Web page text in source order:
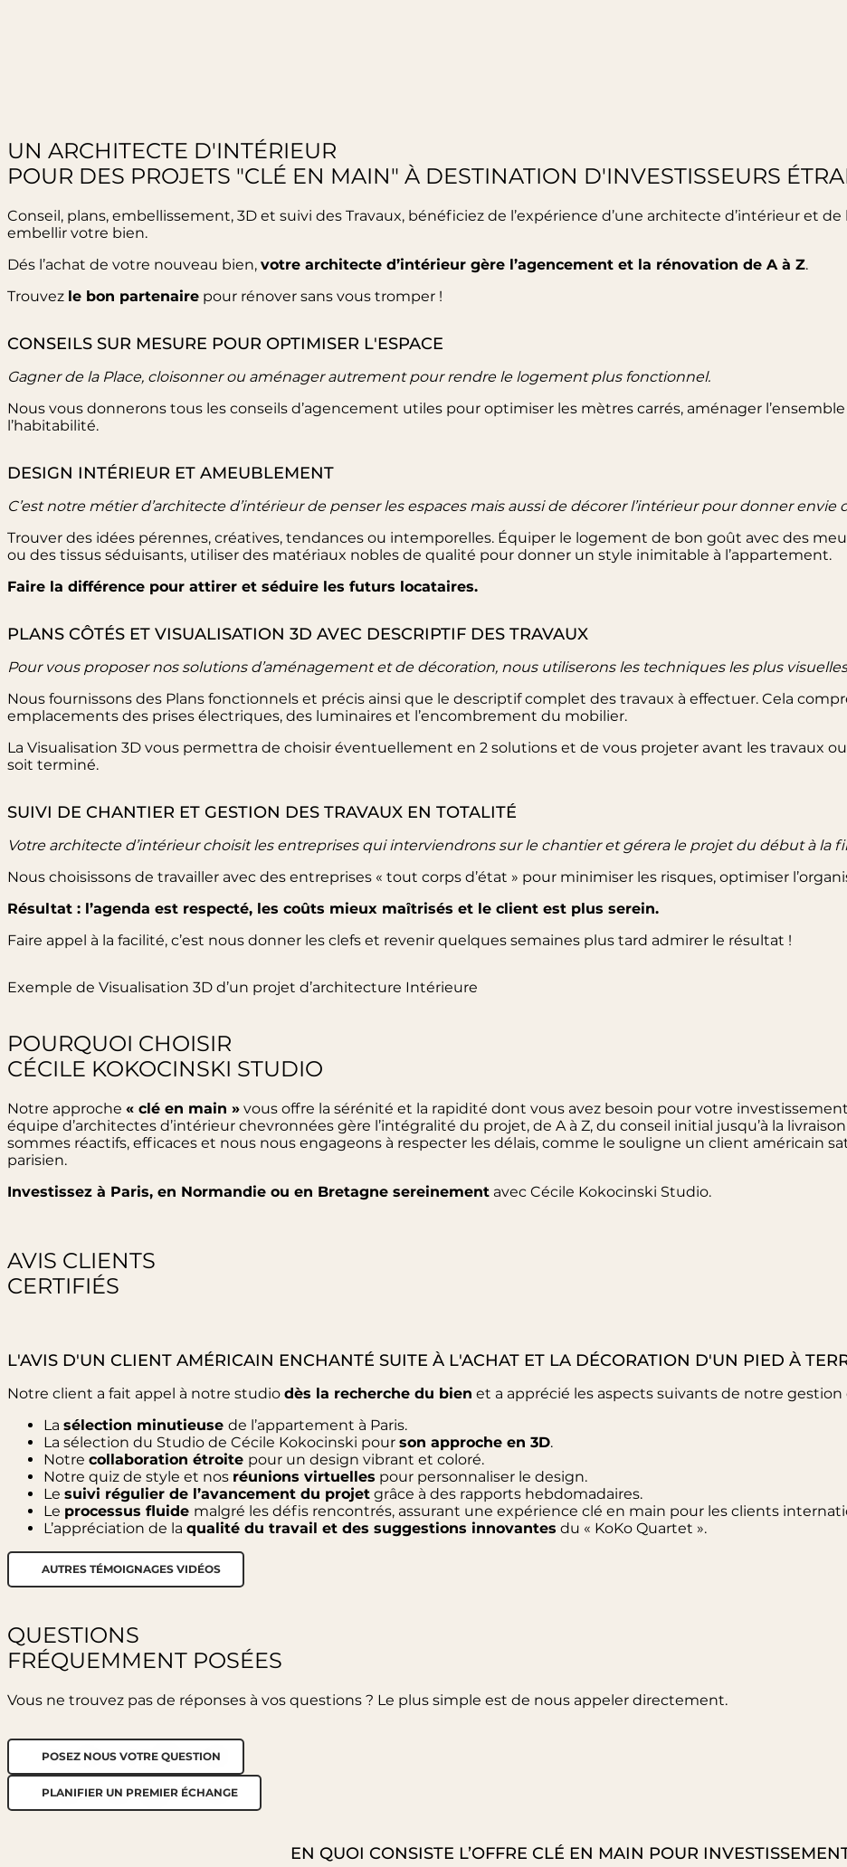
UN ARCHITECTE D'INTÉRIEUR​
POUR DES PROJETS "CLÉ EN MAIN" À DESTINATION D'INVESTISSEURS
Conseil, plans, embellissement, 3D et suivi des Travaux, bénéficiez de l’expérience d’une architecte d’intérieur et
embellir votre bien.
Dés l’achat de votre nouveau bien, votre architecte d’intérieur gère l’agencement et la rénovation de A à Z.
Trouvez le bon partenaire pour rénover sans vous tromper !
CONSEILS SUR MESURE POUR OPTIMISER L'ESPACE
Gagner de la Place, cloisonner ou aménager autrement pour rendre le logement plus fonctionnel.
Nous vous donnerons tous les conseils d’agencement utiles pour optimiser les mètres carrés, aménager
l’habitabilité.
DESIGN INTÉRIEUR ET AMEUBLEMENT
C’est notre métier d’architecte d’intérieur de penser les espaces mais aussi de décorer l’intérieur pour donner envie
Trouver des idées pérennes, créatives, tendances ou intemporelles. Équiper le logement de bon goût avec des
ou des tissus séduisants, utiliser des matériaux nobles de qualité pour donner un style inimitable à l’appartement.
Faire la différence pour attirer et séduire les futurs locataires.
PLANS CÔTÉS ET VISUALISATION 3D AVEC DESCRIPTIF DES TRAVAUX
Pour vous proposer nos solutions d’aménagement et de décoration, nous utiliserons les techniques les plus
Nous fournissons des Plans fonctionnels et précis ainsi que le descriptif complet des travaux à effectuer. Cela
emplacements des prises électriques, des luminaires et l’encombrement du mobilier.
La Visualisation 3D vous permettra de choisir éventuellement en 2 solutions et de vous projeter avant les travaux
soit terminé.
SUIVI DE CHANTIER ET GESTION DES TRAVAUX EN TOTALITÉ
Votre architecte d’intérieur choisit les entreprises qui interviendrons sur le chantier et gérera le projet du début à la
Nous choisissons de travailler avec des entreprises « tout corps d’état » pour minimiser les risques, optimiser
Résultat : l’agenda est respecté, les coûts mieux maîtrisés et le client est plus serein.
Faire appel à la facilité, c’est nous donner les clefs et revenir quelques semaines plus tard admirer le résultat !
Exemple de Visualisation 3D d’un projet d’architecture Intérieure
POURQUOI CHOISIR
CÉCILE KOKOCINSKI STUDIO
Notre approche « clé en main » vous offre la sérénité et la rapidité dont vous avez besoin pour votre
équipe d’architectes d’intérieur chevronnées gère l’intégralité du projet, de A à Z, du conseil initial jusqu’à la
sommes réactifs, efficaces et nous nous engageons à respecter les délais, comme le souligne un client américain
parisien.
Investissez à Paris, en Normandie ou en Bretagne sereinement avec Cécile Kokocinski Studio.
AVIS CLIENTS
CERTIFIÉS
L'AVIS D'UN CLIENT AMÉRICAIN ENCHANTÉ SUITE À L'ACHAT ET LA DÉCORATION D'UN PIED À
Notre client a fait appel à notre studio dès la recherche du bien et a apprécié les aspects suivants de notre
La sélection minutieuse de l’appartement à Paris.
La sélection du Studio de Cécile Kokocinski pour son approche en 3D.
Notre collaboration étroite pour un design vibrant et coloré.
Notre quiz de style et nos réunions virtuelles pour personnaliser le design.
Le suivi régulier de l’avancement du projet grâce à des rapports hebdomadaires.
Le processus fluide malgré les défis rencontrés, assurant une expérience clé en main pour les clients
L’appréciation de la qualité du travail et des suggestions innovantes du « KoKo Quartet ».
AUTRES TÉMOIGNAGES VIDÉOS
QUESTIONS
FRÉQUEMMENT POSÉES
Vous ne trouvez pas de réponses à vos questions ? Le plus simple est de nous appeler directement.
POSEZ NOUS VOTRE QUESTION
PLANIFIER UN PREMIER ÉCHANGE
EN QUOI CONSISTE L’OFFRE CLÉ EN MAIN POUR